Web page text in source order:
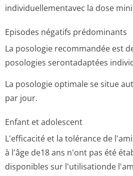
individuellemen­tavec la dose
Episodes négatifs prédominants
La posologie recommandée est
posologies serontadaptées
La posologie optimale se situe
par jour.
Enfant et adolescent
L'efficacité et la tolérance de
à l'âge de18 ans n'ont pas été
disponibles sur l'utilisationde